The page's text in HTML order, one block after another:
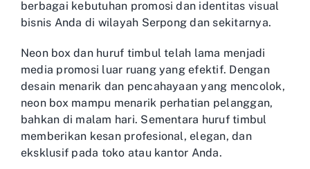
berbagai kebutuhan promosi dan identitas visual
bisnis Anda di wilayah Serpong dan sekitarnya.
Neon box dan huruf timbul telah lama menjadi
media promosi luar ruang yang efektif. Dengan
desain menarik dan pencahayaan yang mencolok,
neon box mampu menarik perhatian pelanggan,
bahkan di malam hari. Sementara huruf timbul
memberikan kesan profesional, elegan, dan
eksklusif pada toko atau kantor Anda.